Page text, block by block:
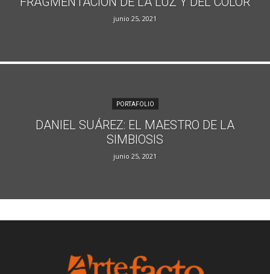
junio 25, 2021
PORTAFOLIO
DANIEL SUÁREZ: EL MAESTRO DE LA
SIMBIOSIS
junio 25, 2021